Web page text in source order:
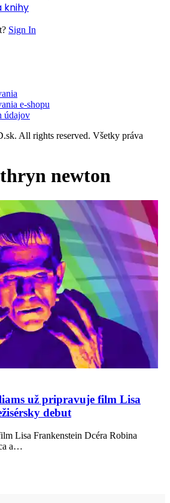
knihy
Sign In
e-shopu
údajov
All rights reserved. Všetky práva
newton
už pripravuje film Lisa
debut
Lisa Frankenstein Dcéra Robina
a…